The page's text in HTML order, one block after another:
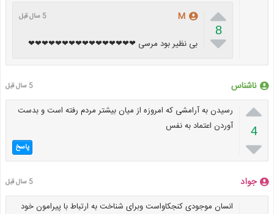

8

M 5 سال قبل
بی نظیر بود مرسی ❤❤❤❤❤❤❤❤❤❤❤❤❤❤❤❤
ناشناس 5 سال قبل

4

رسیدن به آرامشی که امروزه از میان بیشتر مردم رفته است و بدست
آوردن اعتماد به نفس
پاسخ
جواد 5 سال قبل
انسان موجودی کنجکاواست وبرای شناخت به ارتباط با پیرامون خود